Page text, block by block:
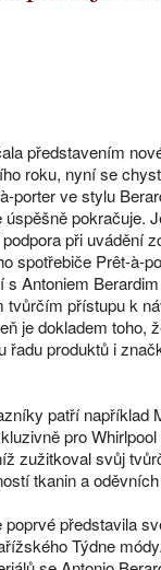
představením
roku, nyní se
porter ve stylu
pokračuje.
při uvádění
spotřebiče Prêt-à-
Antoniem
tvůrčím přístupu k
je dokladem toho,
řadu produktů i
patří například
pro
zužitkoval svůj
tkanin a
představila
Týdne